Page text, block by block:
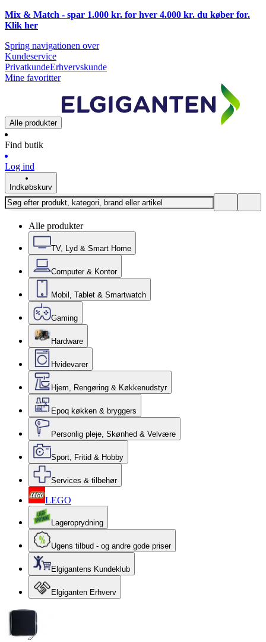
Mix & Match - spar 1.000 kr. for hver 4.000 kr. du køber for.
Klik her
Spring navigationen over
Kundeservice
PrivatkundeErhvervskunde
Mine favoritter
Alle produkter
Find butik
Log ind
Indkøbskurv
Alle produkter
TV, Lyd & Smart Home
Computer & Kontor
Mobil, Tablet & Smartwatch
Gaming
Hardware
Hvidevarer
Hjem, Rengøring & Køkkenudstyr
Epoq køkken & bryggers
Personlig pleje, Skønhed & Velvære
Sport, Fritid & Hobby
Services & tilbehør
LEGO
Lageroprydning
Ugens tilbud - og andre gode priser
Elgigantens Kundeklub
Elgiganten Erhverv